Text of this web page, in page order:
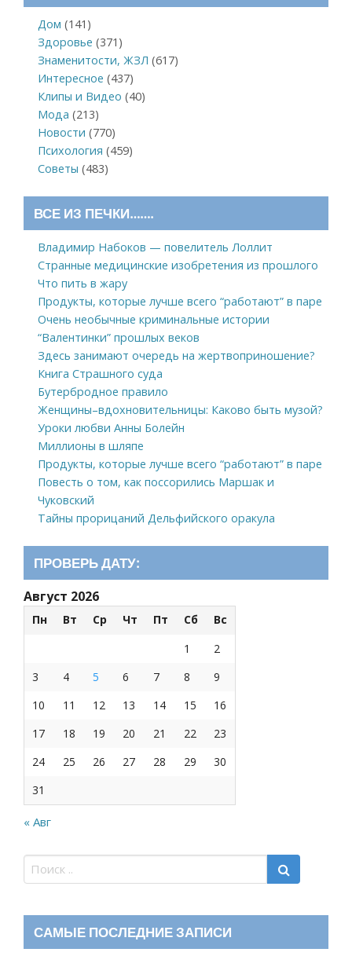
Дом (141)
Здоровье (371)
Знаменитости, ЖЗЛ (617)
Интересное (437)
Клипы и Видео (40)
Мода (213)
Новости (770)
Психология (459)
Советы (483)
ВСЕ ИЗ ПЕЧКИ…….
Владимир Набоков — повелитель Лоллит
Странные медицинские изобретения из прошлого
Что пить в жару
Продукты, которые лучше всего “работают” в паре
Очень необычные криминальные истории
“Валентинки” прошлых веков
Здесь занимают очередь на жертвоприношение?
Книга Страшного суда
Бутербродное правило
Женщины–вдохновительницы: Каково быть музой?
Уроки любви Анны Болейн
Миллионы в шляпе
Продукты, которые лучше всего “работают” в паре
Повесть о том, как поссорились Маршак и
Чуковский
Тайны прорицаний Дельфийского оракула
ПРОВЕРЬ ДАТУ:
Август 2026
Пн Вт Ср Чт Пт Сб
Вс
1
2
3
4 5 6 7 8
9
10
11 12 13 14 15
16
17
18 19 20 21 22
23
24
25 26 27 28 29
30
31
« Авг
САМЫЕ ПОСЛЕДНИЕ ЗАПИСИ